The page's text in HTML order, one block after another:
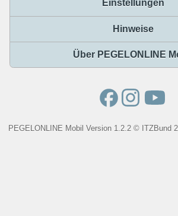
Einstellungen
Hinweise
Über PEGELONLINE
PEGELONLINE Mobil Version 1.2.2 © ITZBund